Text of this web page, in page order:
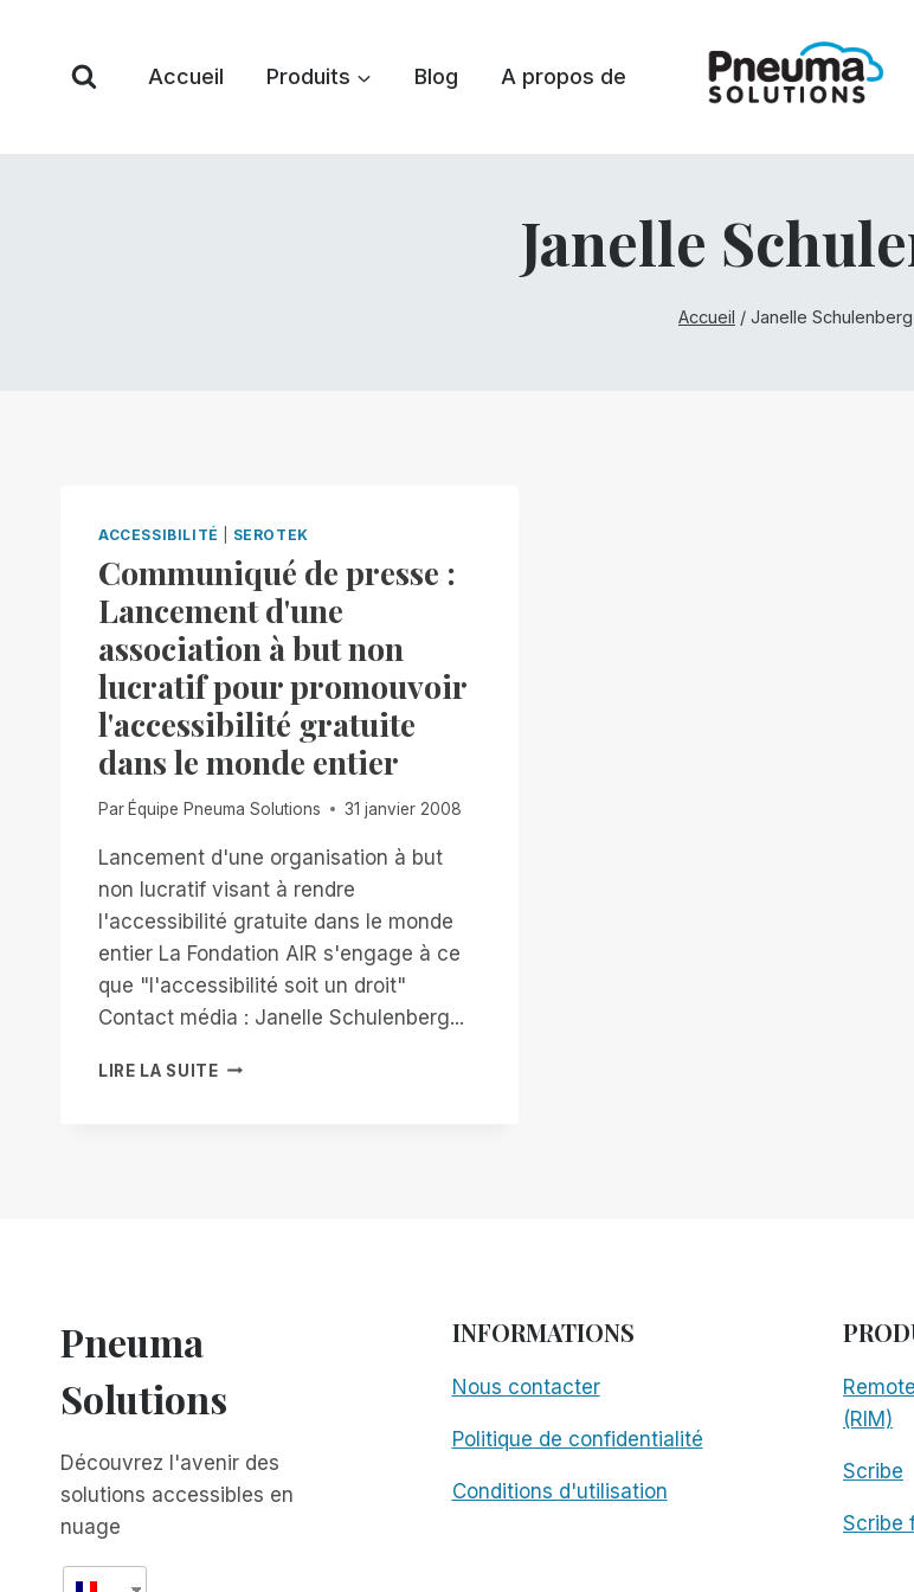
content
Accueil Produits Blog A propos de
Janelle
Accueil / Janelle Schulenberg
ACCESSIBILITÉ SEROTEK
Communiqué de presse :
Lancement d'une
association à but non
lucratif pour promouvoir
l'accessibilité gratuite
dans le monde entier
ParÉquipe Pneuma Solutions 31 janvier 2008
Lancement d'une organisation à but
non lucratif visant à rendre
l'accessibilité gratuite dans le monde
entier La Fondation AIR s'engage à ce
que "l'accessibilité soit un droit"
Contact média : Janelle Schulenberg...
LIRE LA SUITECOMMUNIQUÉ
GRATUITE
LE
MONDE
Pneuma
Solutions
Découvrez l'avenir des
solutions accessibles en
nuage
INFORMATIONS
Nous contacter
Politique de confidentialité
Conditions d'utilisation
(RIM)
Scribe
Scribe